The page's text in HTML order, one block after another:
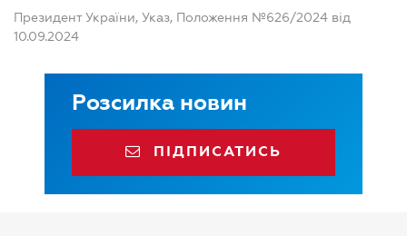
Президент України, Указ, Положення №626/2024 від
10.09.2024
Розсилка новин
ПІДПИСАТИСЬ